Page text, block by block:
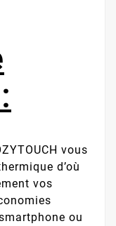
vous
d’où
vos
ou